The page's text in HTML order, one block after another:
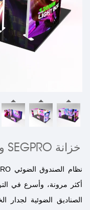
خزانة SEGPRO وشاشة تلفزيونية 3*6 معرض
أكثر مرونة، وأسرع في
الصناديق الضوئية لجدار